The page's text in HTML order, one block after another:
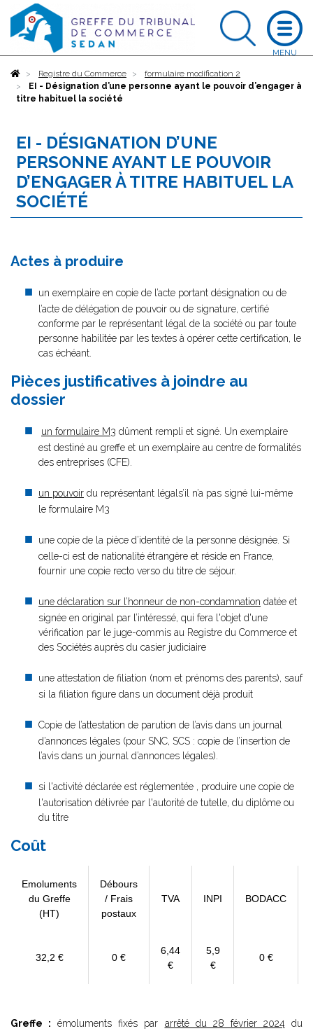
AccueilRegistre du Commerce
formulaire modification 2
EI - Désignation d’une personne ayant le pouvoir d’engager à
titre habituel la société
EI - DÉSIGNATION D’UNE
PERSONNE AYANT LE POUVOIR
D’ENGAGER À TITRE HABITUEL LA
SOCIÉTÉ
Actes à produire
un exemplaire en copie de l’acte portant désignation ou de
l’acte de délégation de pouvoir ou de signature, certifié
conforme par le représentant légal de la société ou par toute
personne habilitée par les textes à opérer cette certification, le
cas échéant.
Pièces justificatives à joindre au
dossier
un formulaire M3 dûment rempli et signé. Un exemplaire
est destiné au greffe et un exemplaire au centre de formalités
des entreprises (CFE).
un pouvoir du représentant légals’il n’a pas signé lui-même
le formulaire M3
une copie de la pièce d’identité de la personne désignée. Si
celle-ci est de nationalité étrangère et réside en France,
fournir une copie recto verso du titre de séjour.
une déclaration sur l’honneur de non-condamnation datée et
signée en original par l’intéressé, qui fera l'objet d'une
vérification par le juge-commis au Registre du Commerce et
des Sociétés auprès du casier judiciaire
une attestation de filiation (nom et prénoms des parents), sauf
si la filiation figure dans un document déjà produit
Copie de l’attestation de parution de l’avis dans un journal
d’annonces légales (pour SNC, SCS : copie de l’insertion de
l’avis dans un journal d’annonces légales).
si l'activité déclarée est réglementée , produire une copie de
l'autorisation délivrée par l'autorité de tutelle, du diplôme ou
du titre
Coût
Emoluments
du Greffe
(HT)
Débours
/ Frais
postaux
TVA INPI BODACC
32,2 € 0 €
6,44
€
5,9
€
0 €
Greffe : émoluments fixés par arrêté du 28 février 2024 du